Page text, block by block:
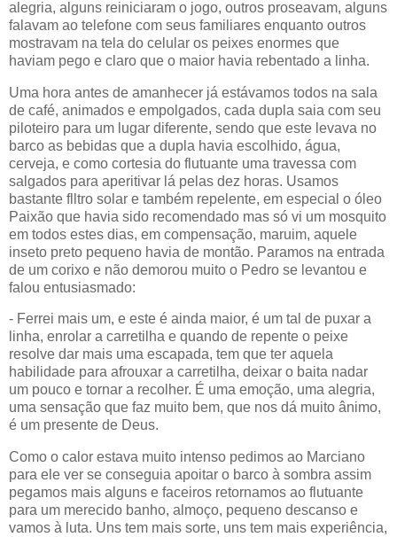
alegria, alguns reiniciaram o jogo, outros proseavam, alguns
falavam ao telefone com seus familiares enquanto outros
mostravam na tela do celular os peixes enormes que
haviam pego e claro que o maior havia rebentado a linha.
Uma hora antes de amanhecer já estávamos todos na sala
de café, animados e empolgados, cada dupla saia com seu
piloteiro para um lugar diferente, sendo que este levava no
barco as bebidas que a dupla havia escolhido, água,
cerveja, e como cortesia do flutuante uma travessa com
salgados para aperitivar lá pelas dez horas. Usamos
bastante flltro solar e também repelente, em especial o óleo
Paixão que havia sido recomendado mas só vi um mosquito
em todos estes dias, em compensação, maruim, aquele
inseto preto pequeno havia de montão. Paramos na entrada
de um corixo e não demorou muito o Pedro se levantou e
falou entusiasmado:
- Ferrei mais um, e este é ainda maior, é um tal de puxar a
linha, enrolar a carretilha e quando de repente o peixe
resolve dar mais uma escapada, tem que ter aquela
habilidade para afrouxar a carretilha, deixar o baita nadar
um pouco e tornar a recolher. É uma emoção, uma alegria,
uma sensação que faz muito bem, que nos dá muito ânimo,
é um presente de Deus.
Como o calor estava muito intenso pedimos ao Marciano
para ele ver se conseguia apoitar o barco à sombra assim
pegamos mais alguns e faceiros retornamos ao flutuante
para um merecido banho, almoço, pequeno descanso e
vamos à luta. Uns tem mais sorte, uns tem mais experiência,